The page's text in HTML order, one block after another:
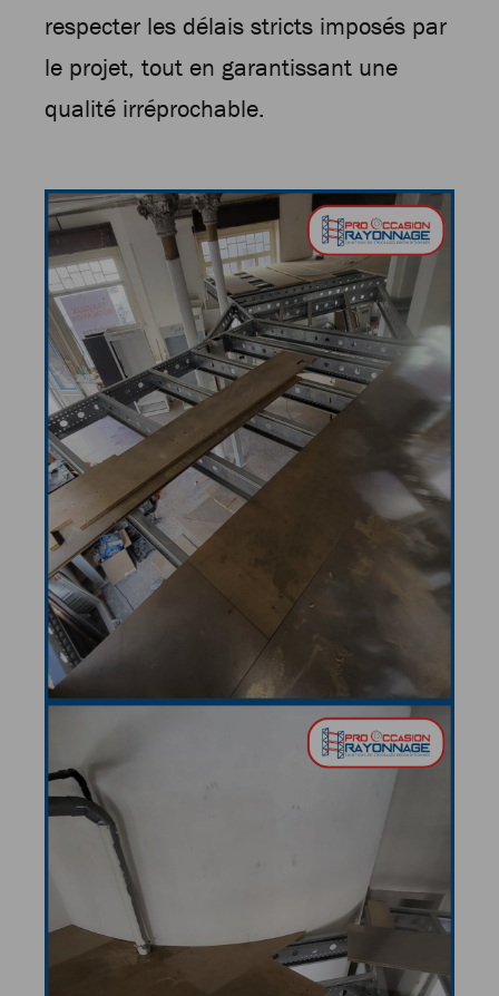
respecter les délais stricts imposés par
le projet, tout en garantissant une
qualité irréprochable.